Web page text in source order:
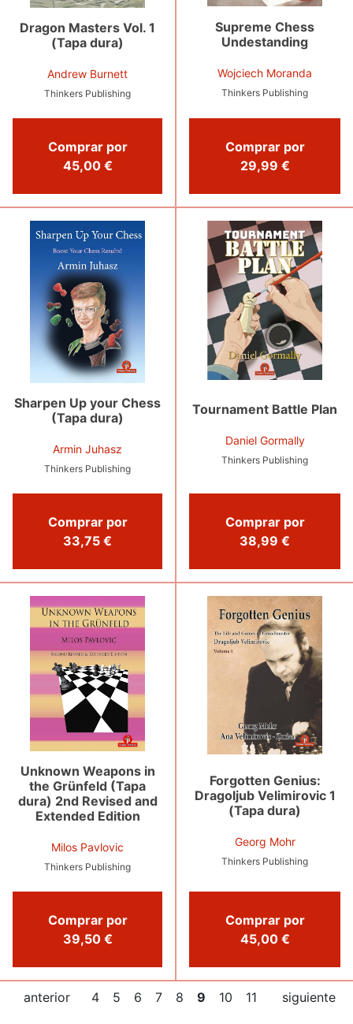
Dragon Masters Vol. 1
(Tapa dura)
Andrew Burnett
Thinkers Publishing
Comprar por
45,00 €
Supreme Chess
Undestanding
Wojciech Moranda
Thinkers Publishing
Comprar por
29,99 €
Sharpen Up your Chess
(Tapa dura)
Armin Juhasz
Thinkers Publishing
Comprar por
33,75 €
Tournament Battle Plan
Daniel Gormally
Thinkers Publishing
Comprar por
38,99 €
Unknown Weapons in
the Grünfeld (Tapa
dura) 2nd Revised and
Extended Edition
Milos Pavlovic
Thinkers Publishing
Comprar por
39,50 €
Forgotten Genius:
Dragoljub Velimirovic 1
(Tapa dura)
Georg Mohr
Thinkers Publishing
Comprar por
45,00 €
anterior 4 5 6 7 8 9 10 11 siguiente